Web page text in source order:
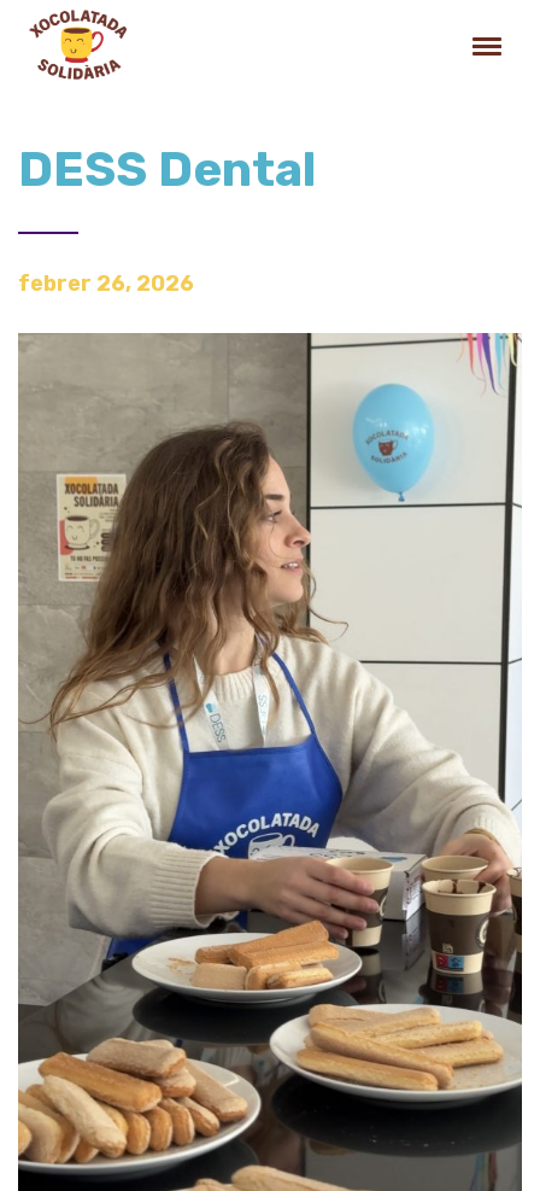
DESS Dental
febrer 26, 2026